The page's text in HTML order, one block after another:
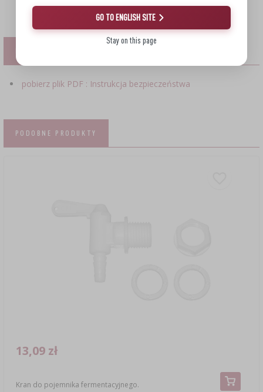
pobierz plik PDF : Instrukcja bezpieczeństwa
PODOBNE PRODUKTY
Kran do pojemnika fermentacyjnego.
13,09 zł
GO TO ENGLISH SITE
Stay on this page